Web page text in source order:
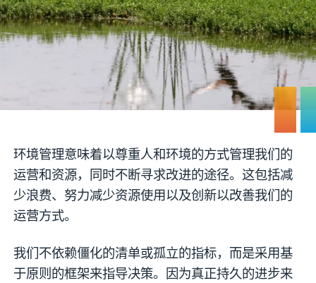
环境管理意味着以尊重人和环境的方式管理我们的
运营和资源，同时不断寻求改进的途径。这包括减
少浪费、努力减少资源使用以及创新以改善我们的
运营方式。
我们不依赖僵化的清单或孤立的指标，而是采用基
于原则的框架来指导决策。因为真正持久的进步来